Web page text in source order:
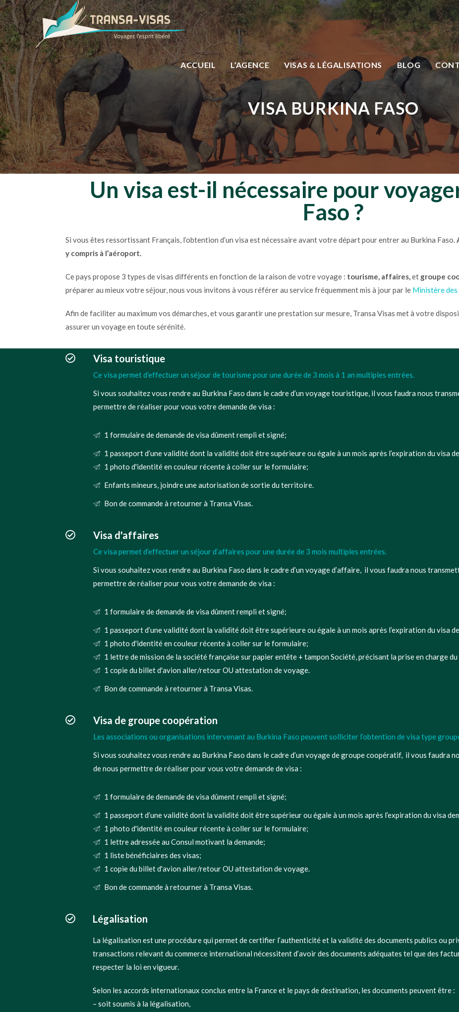
ACCUEIL L’AGENCE VISAS & LÉGALISATIONS BLOG
VISA BURKINA FASO
Un visa est-il nécessaire pour
Faso ?
Si vous êtes ressortissant Français, l’obtention d’un visa est nécessaire avant votre départ pour entrer au Burkina Faso.
y compris à l’aéroport.
Ce pays propose 3 types de visas différents en fonction de la raison de votre voyage : tourisme, affaires,et groupe
préparer au mieux votre séjour, nous vous invitons à vous référer au service fréquemment mis à jour par le Ministère
Afin de faciliter au maximum vos démarches, et vous garantir une prestation sur mesure, Transa Visas met à votre
assurer un voyage en toute sérénité.
Visa touristique
Ce visa permet d’effectuer un séjour de tourisme pour une durée de 3 mois à 1 an multiples entrées.
Si vous souhaitez vous rendre au Burkina Faso dans le cadre d’un voyage touristique, il vous faudra nous
permettre de réaliser pour vous votre demande de visa :
1 formulaire de demande de visa dûment rempli et signé;
1 passeport d’une validité dont la validité doit être supérieure ou égale à un mois après l’expiration du visa
1 photo d'identité en couleur récente à coller sur le formulaire;
Enfants mineurs, joindre une autorisation de sortie du territoire.
Bon de commande à retourner à Transa Visas.
Visa d'affaires
Ce visa permet d’effectuer un séjour d’affaires pour une durée de 3 mois multiples entrées.
Si vous souhaitez vous rendre au Burkina Faso dans le cadre d’un voyage d’affaire, il vous faudra nous
permettre de réaliser pour vous votre demande de visa :
1 formulaire de demande de visa dûment rempli et signé;
1 passeport d’une validité dont la validité doit être supérieure ou égale à un mois après l’expiration du visa
1 photo d'identité en couleur récente à coller sur le formulaire;
1 lettre de mission de la société française sur papier entête + tampon Société, précisant la prise en charge
1 copie du billet d'avion aller/retour OU attestation de voyage.
Bon de commande à retourner à Transa Visas.
Visa de groupe coopération
Les associations ou organisations intervenant au Burkina Faso peuvent solliciter l’obtention de visa type
Si vous souhaitez vous rendre au Burkina Faso dans le cadre d’un voyage de groupe coopératif, il vous faudra
de nous permettre de réaliser pour vous votre demande de visa :
1 formulaire de demande de visa dûment rempli et signé;
1 passeport d’une validité dont la validité doit être supérieur ou égale à un mois après l’expiration du visa
1 photo d'identité en couleur récente à coller sur le formulaire;
1 lettre adressée au Consul motivant la demande;
1 liste bénéficiaires des visas;
1 copie du billet d'avion aller/retour OU attestation de voyage.
Bon de commande à retourner à Transa Visas.
Légalisation
La légalisation est une procédure qui permet de certifier l’authenticité et la validité des documents publics ou
transactions relevant du commerce international nécessitent d’avoir des documents adéquates tel que des
respecter la loi en vigueur.
Selon les accords internationaux conclus entre la France et le pays de destination, les documents peuvent être :
– soit soumis à la légalisation,